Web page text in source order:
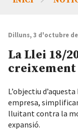
Dilluns, 3 d'octubre de
La Llei 18/
creixement
L’objectiu
empresa,
lluitant contra la
expansió.